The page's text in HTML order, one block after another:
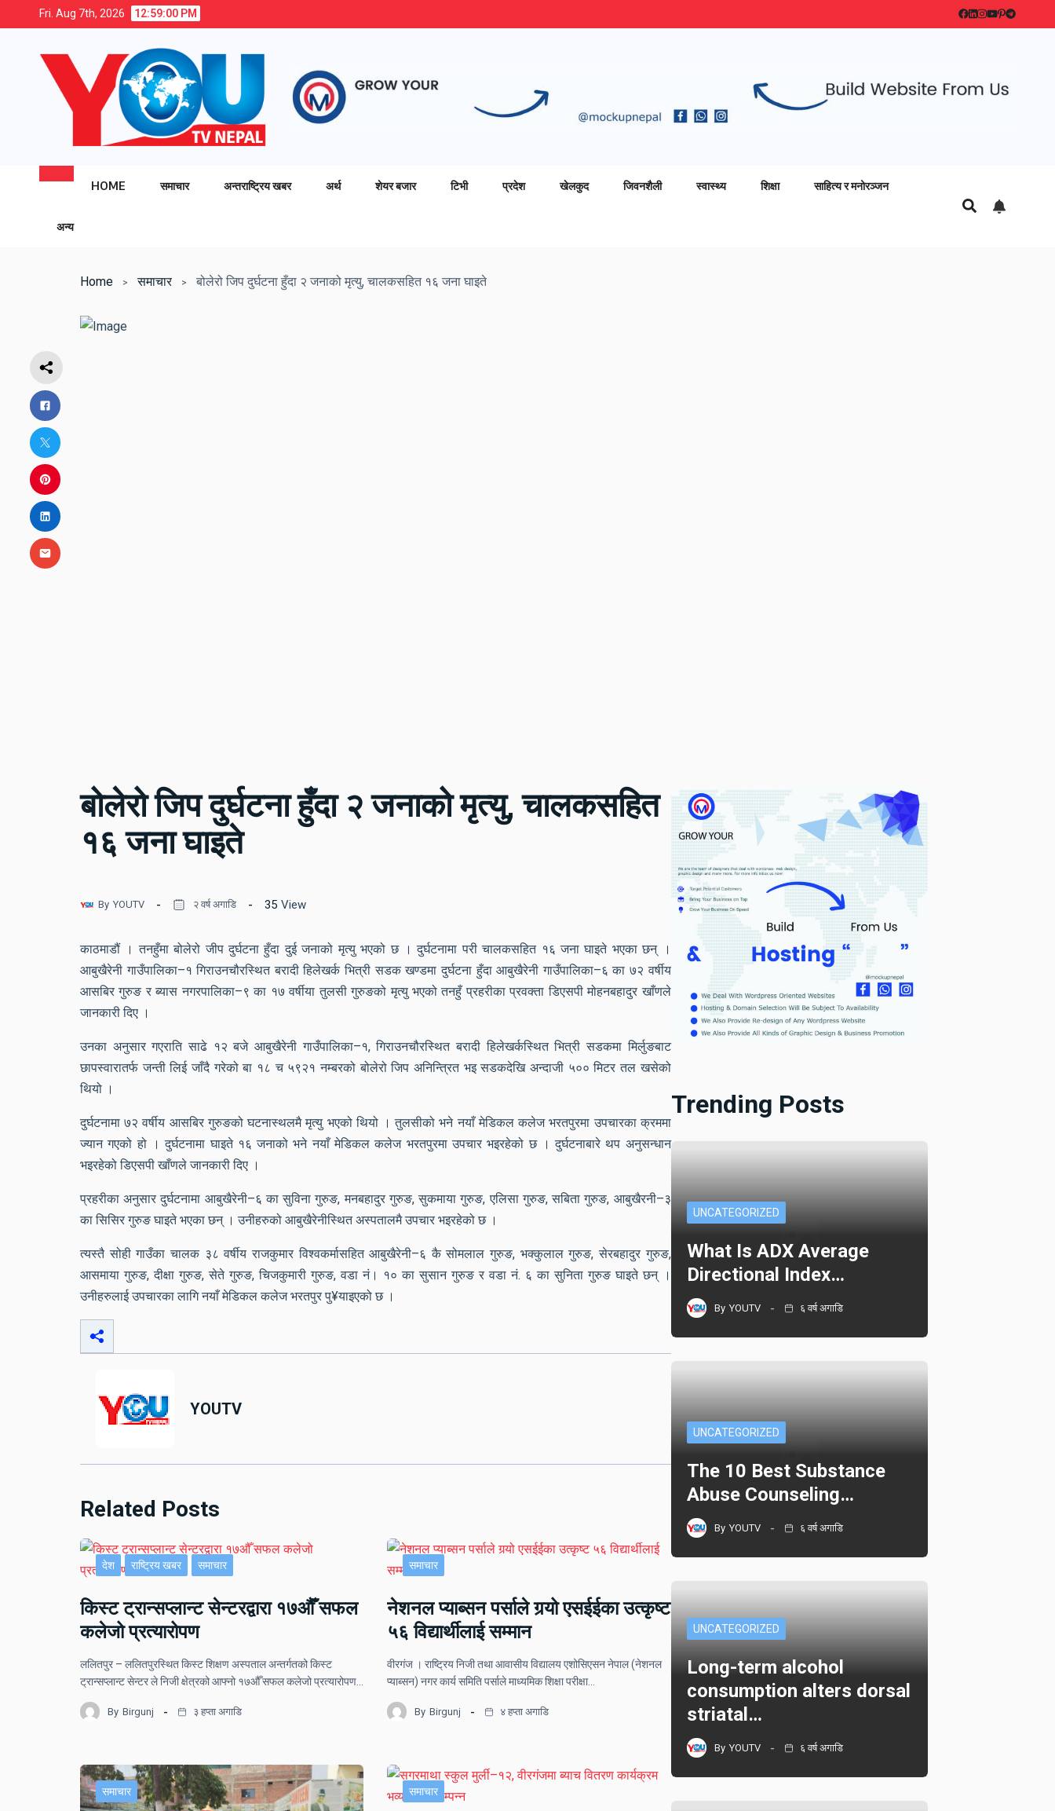
Fri. Aug 7th, 2026 12:59:01 PM
HOME समाचार अन्तराष्ट्रिय खबर अर्थ शेयर बजार टिभी प्रदेश खेलकुद जिवनशैली स्वास्थ्य शिक्षा साहित्य र मनोरञ्जन
अन्य
Home समाचार बोलेरो जिप दुर्घटना हुँदा २ जनाको मृत्यु, चालकसहित १६ जना घाइते
बोलेरो जिप दुर्घटना हुँदा २ जनाको मृत्यु, चालकसहित
१६ जना घाइते
By YOUTV २ वर्ष अगाडि 35 View
काठमाडौं । तनहुँमा बोलेरो जीप दुर्घटना हुँदा दुई जनाको मृत्यु भएको छ । दुर्घटनामा परी चालकसहित १६ जना घाइते भएका छन् ।
आबुखैरेनी गाउँपालिका–१ गिराउनचौरस्थित बरादी हिलेखर्क भित्री सडक खण्डमा दुर्घटना हुँदा आबुखैरेनी गाउँपालिका–६ का ७२ वर्षीय
आसबिर गुरुङ र ब्यास नगरपालिका–९ का १७ वर्षीया तुलसी गुरुङको मृत्यु भएको तनहुँ प्रहरीका प्रवक्ता डिएसपी मोहनबहादुर खाँणले
जानकारी दिए ।
उनका अनुसार गएराति साढे १२ बजे आबुखैरेनी गाउँपालिका–१, गिराउनचौरस्थित बरादी हिलेखर्कस्थित भित्री सडकमा मिर्लुङबाट
छापस्वारातर्फ जन्ती लिई जाँदै गरेको बा १८ च ५९२१ नम्बरको बोलेरो जिप अनिन्त्रित भइ सडकदेखि अन्दाजी ५०० मिटर तल खसेको
थियो ।
दुर्घटनामा ७२ वर्षीय आसबिर गुरुङको घटनास्थलमै मृत्यु भएको थियो । तुलसीको भने नयाँ मेडिकल कलेज भरतपुरमा उपचारका क्रममा
ज्यान गएको हो । दुर्घटनामा घाइते १६ जनाको भने नयाँ मेडिकल कलेज भरतपुरमा उपचार भइरहेको छ । दुर्घटनाबारे थप अनुसन्धान
भइरहेको डिएसपी खाँणले जानकारी दिए ।
प्रहरीका अनुसार दुर्घटनामा आबुखैरेनी–६ का सुविना गुरुङ, मनबहादुर गुरुङ, सुकमाया गुरुङ, एलिसा गुरुङ, सबिता गुरुङ, आबुखैरनी–३
का सिसिर गुरुङ घाइते भएका छन् । उनीहरुको आबुखैरेनीस्थित अस्पतालमै उपचार भइरहेको छ ।
त्यस्तै सोही गाउँका चालक ३८ वर्षीय राजकुमार विश्वकर्मासहित आबुखैरेनी–६ कै सोमलाल गुरुङ, भक्कुलाल गुरुङ, सेरबहादुर गुरुङ,
आसमाया गुरुङ, दीक्षा गुरुङ, सेते गुरुङ, चिजकुमारी गुरुङ, वडा नं। १० का सुसान गुरुङ र वडा नं. ६ का सुनिता गुरुङ घाइते छन् ।
उनीहरुलाई उपचारका लागि नयाँ मेडिकल कलेज भरतपुर पु¥याइएको छ ।
YOUTV
Related Posts
देश राष्ट्रिय खबर समाचार
किस्ट ट्रान्सप्लान्ट सेन्टरद्वारा १७औँ सफल
कलेजो प्रत्यारोपण
ललितपुर – ललितपुरस्थित किस्ट शिक्षण अस्पताल अन्तर्गतको किस्ट
ट्रान्सप्लान्ट सेन्टर ले निजी क्षेत्रको आफ्नो १७औँ सफल कलेजो प्रत्यारोपण…
By Birgunj ३ हप्ता अगाडि
समाचार
नेशनल प्याब्सन पर्साले गर्‍यो एसईईका उत्कृष्ट
५६ विद्यार्थीलाई सम्मान
वीरगंज । राष्ट्रिय निजी तथा आवासीय विद्यालय एशोसिएसन नेपाल (नेशनल
प्याब्सन) नगर कार्य समिति पर्साले माध्यमिक शिक्षा परीक्षा…
By Birgunj ४ हप्ता अगाडि
समाचार समाचार
Trending Posts
UNCATEGORIZED
What Is ADX Average
Directional Index…
By YOUTV ६ वर्ष अगाडि
UNCATEGORIZED
The 10 Best Substance
Abuse Counseling…
By YOUTV ६ वर्ष अगाडि
UNCATEGORIZED
Long-term alcohol
consumption alters dorsal
striatal…
By YOUTV ६ वर्ष अगाडि